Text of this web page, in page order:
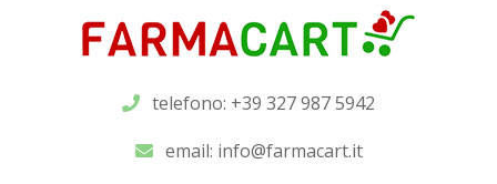
telefono: +39 327 987 5942
email: info@farmacart.it